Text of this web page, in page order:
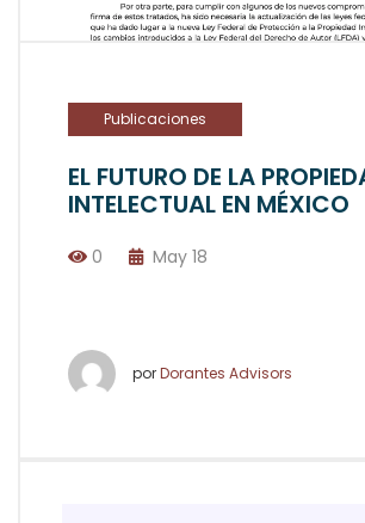
Publicaciones
EL FUTURO DE LA
INTELECTUAL EN MÉXICO
0 May 18
porDorantes Advisors